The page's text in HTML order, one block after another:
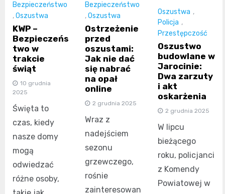
Bezpieczeństwo
,Oszustwa
KWP –
Bezpieczeńs
two w
trakcie
świąt
10 grudnia
2025
Święta to
czas, kiedy
nasze domy
mogą
odwiedzać
różne osoby,
Bezpieczeństwo
,Oszustwa
Ostrzeżenie
przed
oszustami:
Jak nie dać
się nabrać
na opał
online
2 grudnia 2025
Wraz z
nadejściem
sezonu
grzewczego,
rośnie
zainteresowan
Oszustwa ,
Policja ,
Przestępczość
Oszustwo
budowlane w
Jarocinie:
Dwa zarzuty
i akt
oskarżenia
2 grudnia 2025
W lipcu
bieżącego
roku, policjanci
z Komendy
Powiatowej w